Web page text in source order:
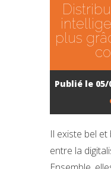
plus
Publié le 05/
Il existe bel
entre la